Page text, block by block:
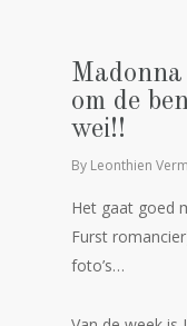
om de
wei!!
By Leonthien
Het gaat goed
Furst
foto’s…